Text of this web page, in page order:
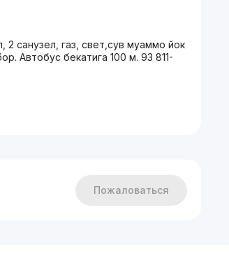
санузел, газ, свет,сув муаммо йок
Автобус бекатига 100 м. 93 811-
Пожаловаться